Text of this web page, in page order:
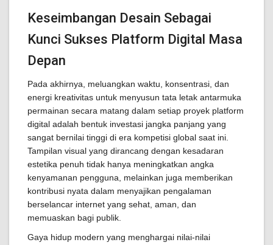
Keseimbangan Desain Sebagai
Kunci Sukses Platform Digital Masa
Depan
Pada akhirnya, meluangkan waktu, konsentrasi, dan
energi kreativitas untuk menyusun tata letak antarmuka
permainan secara matang dalam setiap proyek platform
digital adalah bentuk investasi jangka panjang yang
sangat bernilai tinggi di era kompetisi global saat ini.
Tampilan visual yang dirancang dengan kesadaran
estetika penuh tidak hanya meningkatkan angka
kenyamanan pengguna, melainkan juga memberikan
kontribusi nyata dalam menyajikan pengalaman
berselancar internet yang sehat, aman, dan
memuaskan bagi publik.
Gaya hidup modern yang menghargai nilai-nilai